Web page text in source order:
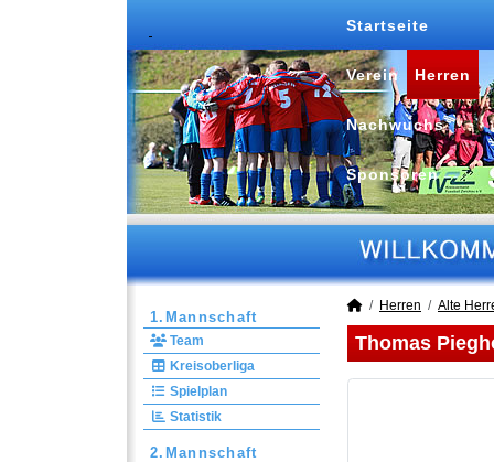
Startseite
Verein Herren
Nachwuchs
Sponsoren
1.Mannschaft
Team
Kreisoberliga
Spielplan
Statistik
2.Mannschaft
Herren Alte
Thomas